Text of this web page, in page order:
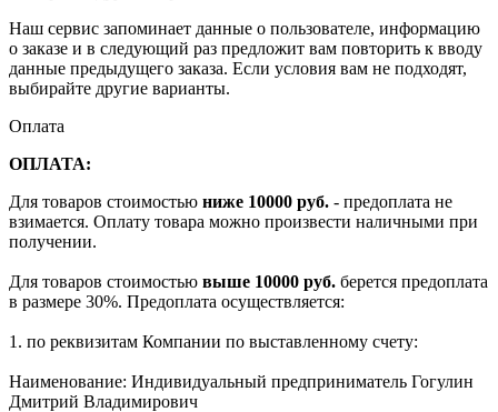
Наш сервис запоминает данные о пользователе, информацию
о заказе и в следующий раз предложит вам повторить к вводу
данные предыдущего заказа. Если условия вам не подходят,
выбирайте другие варианты.
Оплата
ОПЛАТА:
Для товаров стоимостью ниже 10000 руб. - предоплата не
взимается. Оплату товара можно произвести наличными при
получении.
Для товаров стоимостью выше 10000 руб. берется предоплата
в размере 30%. Предоплата осуществляется:
1. по реквизитам Компании по выставленному счету:
Наименование: Индивидуальный предприниматель Гогулин
Дмитрий Владимирович